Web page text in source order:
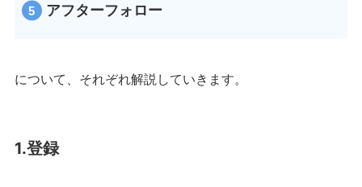
アフターフォロー
について、それぞれ解説していきます。
1.登録